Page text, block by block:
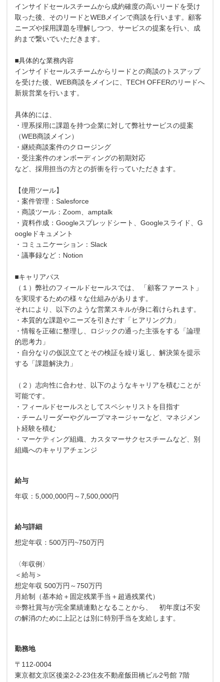
インサイドセールスチームから成約確度の高いリードを受け
取った後、そのリードとWEBメインで商談を行います。顧客
ニーズや採用課題を理解しつつ、サービスの提案を行い、成
約まで繋いでいただきます。
■具体的な業務内容
インサイドセールスチームからリードとの商談のトスアップ
を受けた後、WEB商談をメインに、TECH OFFERのリードへ
新規営業を行います。
具体的には、
・理系採用に課題を持つ企業に対して弊社サービスの提案
（WEB商談メイン）
・継続商談案件のクロージング
・受注案件のオンボーディングの初期対応
など、採用担当の方との折衝を行っていただきます。
【使用ツール】
・案件管理：Salesforce
・商談ツール：Zoom、amptalk
・資料作成：Googleスプレッドシート、Googleスライド、G
oogleドキュメント
・コミュニケーション：Slack
・議事録など：Notion
■キャリアパス
（１）弊社のフィールドセールスでは、 「顧客ファースト」
を実現するための様々な仕組みがあります。
それにより、以下のような営業スキルが身に着けられます。
・本質的な課題やニーズを引きだす「ヒアリング力」
・情報を正確に整理し、ロジックの通った主張をする「論理
的思考力」
・自分なりの仮説立てとその検証を繰り返し、解決策を提示
する「課題解決力」
（２）志向性に合わせ、以下のようなキャリアを積むことが
可能です。
・フィールドセールスとしてスペシャリストを目指す
・チームリーダーやグループマネージャーなど、マネジメン
ト経験を積む
・マーケティング組織、カスタマーサクセスチームなど、別
組織へのキャリアチェンジ
給与
年収：5,000,000円～7,500,000円
給与詳細
想定年収：500万円~750万円
〈年収例〉
＜給与＞
想定年収 500万円～750万円
月給制（基本給＋固定残業手当＋超過残業代）
※弊社賞与が完全業績連動となることから、 初年度は不安
の解消のために上記とは別に特別手当を支給します。
勤務地
〒112-0004
東京都文京区後楽2-2-23住友不動産飯田橋ビル2号館 7階